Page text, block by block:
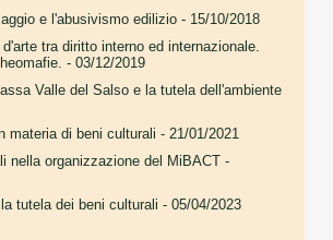
e l'abusivismo edilizio - 15/10/2018
d'arte tra diritto interno ed internazionale.
- 03/12/2019
Valle del Salso e la tutela dell'ambiente
materia di beni culturali - 21/01/2021
nella organizzazione del MiBACT -
tutela dei beni culturali - 05/04/2023